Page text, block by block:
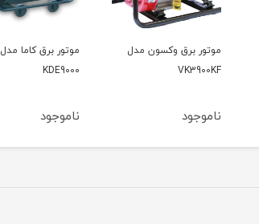
موتور برق کاما مدل
KDE9000
ناموجود
موتور برق کاما مدل
KDE3500
ناموجود